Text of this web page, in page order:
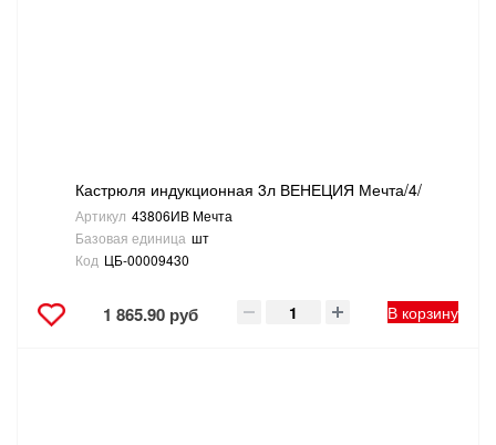
Кастрюля индукционная 3л ВЕНЕЦИЯ Мечта/4/
Артикул 43806ИВ Мечта
Базовая единица шт
Код ЦБ-00009430
1 865.90 руб В корзину